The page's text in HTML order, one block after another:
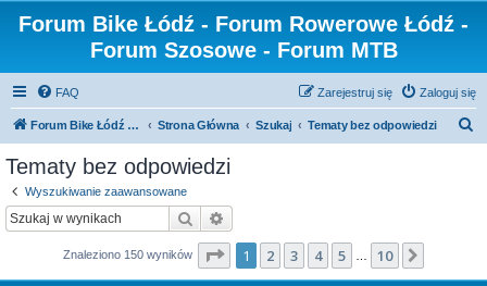
Forum Bike Łódź - Forum Rowerowe Łódź -
Forum Szosowe - Forum MTB
FAQ Zaloguj się
Zarejestruj się
Forum Bike Łódź - Forum Rowerowe Łódź - Forum Szosowe - Forum MTB Strona Główna Szukaj Tematy bez odpowiedzi
Tematy bez odpowiedzi
Wyszukiwanie zaawansowane
Szukaj
Znaleziono 150 wyników Strona z10
1 2 3 4 5 10